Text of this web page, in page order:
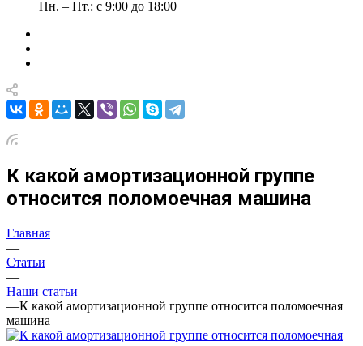
Пн. – Пт.: с 9:00 до 18:00
К какой амортизационной группе
относится поломоечная машина
Главная
—
Статьи
—
Наши статьи
—К какой амортизационной группе относится поломоечная
машина